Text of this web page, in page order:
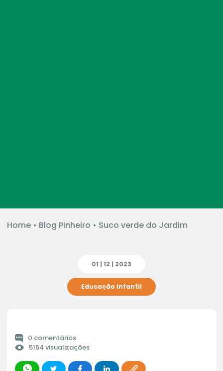
Home• Blog Pinheiro • Suco verde do Jardim
01 | 12 | 2023
Educação Infantil
0 comentários
5154 visualizações